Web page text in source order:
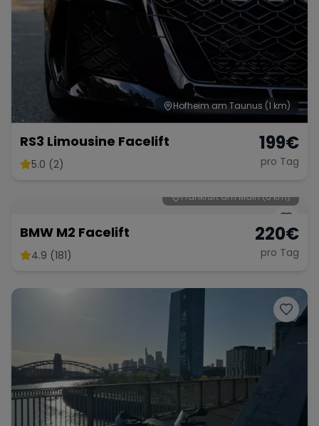
Hofheim am Taunus (1 km)
RS3 Limousine Facelift
5.0 (2)
199€
pro Tag
Frankfurt am Main(6 km)
BMW M2 Facelift
4.9 (181)
220€
pro Tag